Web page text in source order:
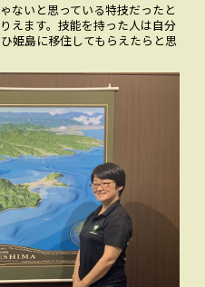
ないと思っている特技だったと
えます。技能を持った人は自分
姫島に移住してもらえたらと思